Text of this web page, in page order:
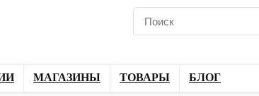
МАГАЗИНЫ ТОВАРЫ БЛОГ